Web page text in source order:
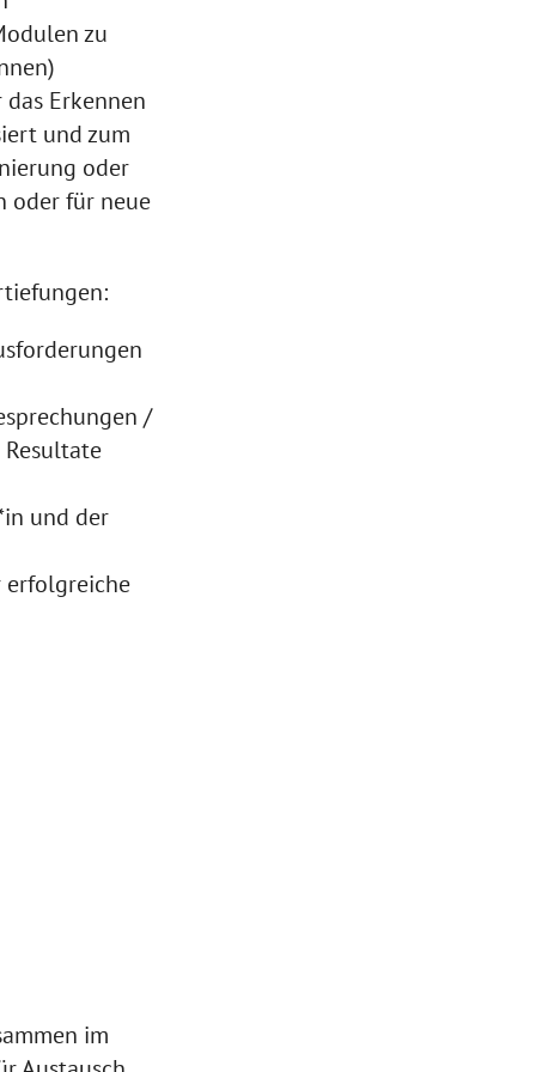
zu
Erkennen
und zum
oder
oder für neue
/
und der
erfolgreiche
im